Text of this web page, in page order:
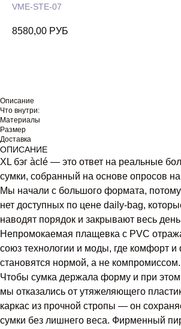
VME-STE-07
8580,00 РУБ
Описание
Что внутри:
Материалы
Размер
Доставка
ОПИСАНИЕ
XL бэг àclé — это ответ на реальные
сумки, собранный на основе опросов
Мы начали с большого формата, потому
нет доступных по цене daily-bag,
наводят порядок и закрывают весь
Непромокаемая плащевка с PVC
союз технологии и моды, где комфорт и
становятся нормой, а не компромиссом.
Чтобы сумка держала форму и при этом
мы отказались от утяжеляющего
каркас из прочной стропы — он
сумки без лишнего веса. Фирменный